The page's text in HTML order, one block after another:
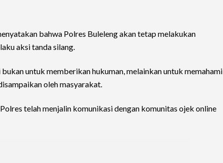
bahwa Polres Buleleng akan tetap melakukan
aksi tanda silang.
bukan untuk memberikan hukuman, melainkan untuk memahami
oleh masyarakat.
telah menjalin komunikasi dengan komunitas ojek online